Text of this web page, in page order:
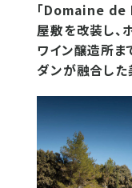
「Domaine de
屋敷を改装し、
ワイン醸造所ま
ダンが融合した